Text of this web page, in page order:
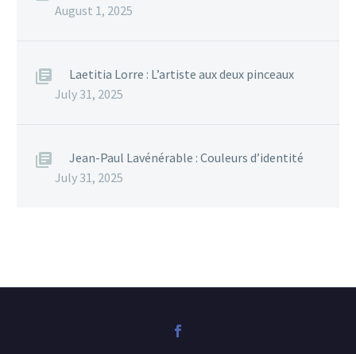
August 1, 2025
Laetitia Lorre : L’artiste aux deux pinceaux
July 31, 2025
Jean-Paul Lavénérable : Couleurs d’identité
July 31, 2025